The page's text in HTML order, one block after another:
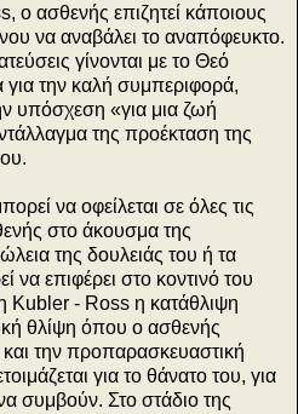
ασθενής επιζητεί κάποιους
να αναβάλει το αναπόφευκτο.
γίνονται με το Θεό
την καλή συμπεριφορά,
υπόσχεση «για μια ζωή
της προέκταση της
να οφείλεται σε όλες τις
στο άκουσμα της
της δουλειάς του ή τα
να επιφέρει στο κοντινό του
Kubler - Ross η κατάθλιψη
θλίψη όπου ο ασθενής
την προπαρασκευαστική
για το θάνατο του, για
συμβούν. Στο στάδιο της